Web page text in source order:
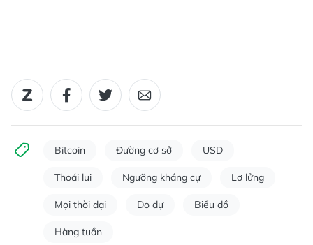
Bitcoin Đường cơ sở USD
Thoái lui Ngưỡng kháng cự Lơ lửng
Mọi thời đại Do dự Biểu đồ
Hàng tuần